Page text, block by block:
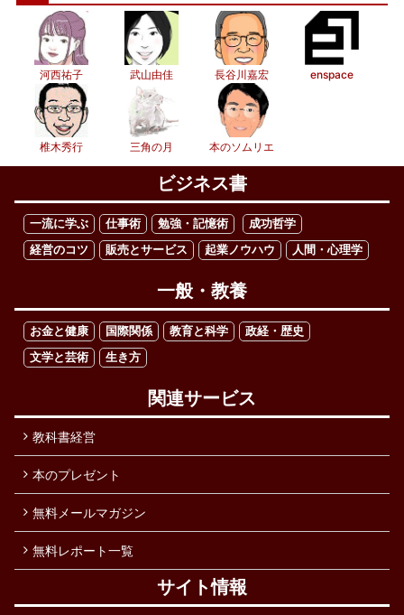
河西祐子 武山由佳 長谷川嘉宏 enspace
椎木秀行 三角の月 本のソムリエ
ビジネス書
一流に学ぶ 仕事術 勉強・記憶術
成功哲学
経営のコツ
販売とサービス 起業ノウハウ 人間・心理学
一般・教養
お金と健康 国際関係 教育と科学
政経・歴史
文学と芸術
生き方
関連サービス
教科書経営
本のプレゼント
無料メールマガジン
無料レポート一覧
サイト情報